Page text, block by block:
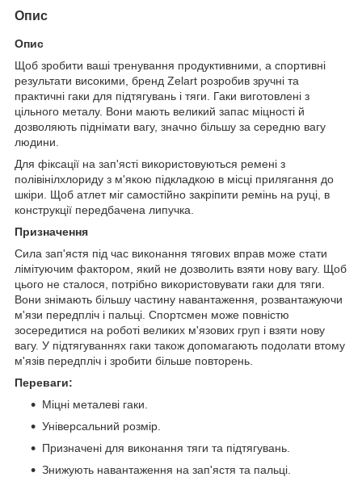
Опис
Опис
Щоб зробити ваші тренування продуктивними, а спортивні
результати високими, бренд Zelart розробив зручні та
практичні гаки для підтягувань і тяги. Гаки виготовлені з
цільного металу. Вони мають великий запас міцності й
дозволяють піднімати вагу, значно більшу за середню вагу
людини.
Для фіксації на зап'ясті використовуються ремені з
полівінілхлориду з м'якою підкладкою в місці прилягання до
шкіри. Щоб атлет міг самостійно закріпити ремінь на руці, в
конструкції передбачена липучка.
Призначення
Сила зап'ястя під час виконання тягових вправ може стати
лімітуючим фактором, який не дозволить взяти нову вагу. Щоб
цього не сталося, потрібно використовувати гаки для тяги.
Вони знімають більшу частину навантаження, розвантажуючи
м'язи передпліч і пальці. Спортсмен може повністю
зосередитися на роботі великих м'язових груп і взяти нову
вагу. У підтягуваннях гаки також допомагають подолати втому
м'язів передпліч і зробити більше повторень.
Переваги:
Міцні металеві гаки.
Універсальний розмір.
Призначені для виконання тяги та підтягувань.
Знижують навантаження на зап'ястя та пальці.